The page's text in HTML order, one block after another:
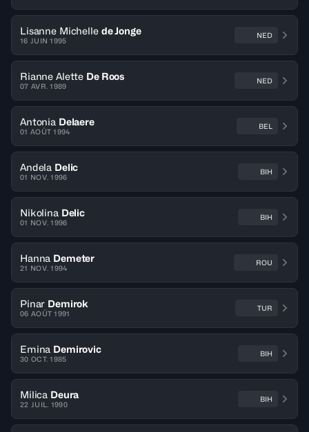
Lisanne Michelle de Jonge
16 JUIN 1995
NED
Rianne Alette De Roos
07 AVR. 1989
NED
Antonia Delaere
01 AOÛT 1994
BEL
Andela Delic
01 NOV. 1996
BIH
Nikolina Delic
01 NOV. 1996
BIH
Hanna Demeter
21 NOV. 1994
ROU
Pinar Demirok
06 AOÛT 1991
TUR
Emina Demirovic
30 OCT. 1985
BIH
Milica Deura
22 JUIL. 1990
BIH